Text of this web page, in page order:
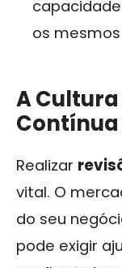
os
A
Contínua
Realizar
vital. O
do seu
pode exigir